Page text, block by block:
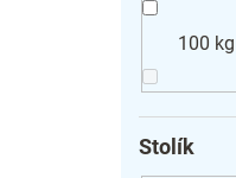
100 kg
Stolík